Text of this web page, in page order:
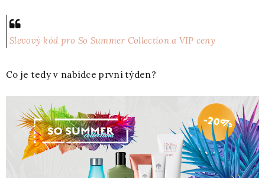
Slevový kód pro So Summer Collection a VIP ceny
Co je tedy v nabídce první týden?